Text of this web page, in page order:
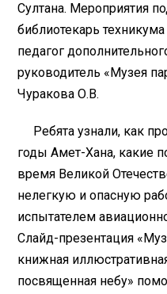
Султана. Мероприятия
библиотекарь
педагог
руководитель «Музея
Чуракова О.В.
Ребята узнали, как
годы Амет-Хана, какие
время Великой
нелегкую и опасную
испытателем
Слайд-презентация
книжная
посвященная небу»